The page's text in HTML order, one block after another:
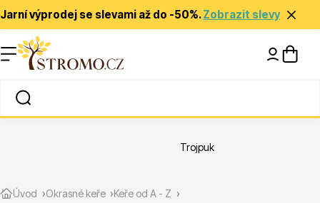
Jarní výprodej se slevami až do -50%.Zobrazit slevy
Rady a tipy
Úvod Okrasné keře Keře od A - Z
Trojpuk